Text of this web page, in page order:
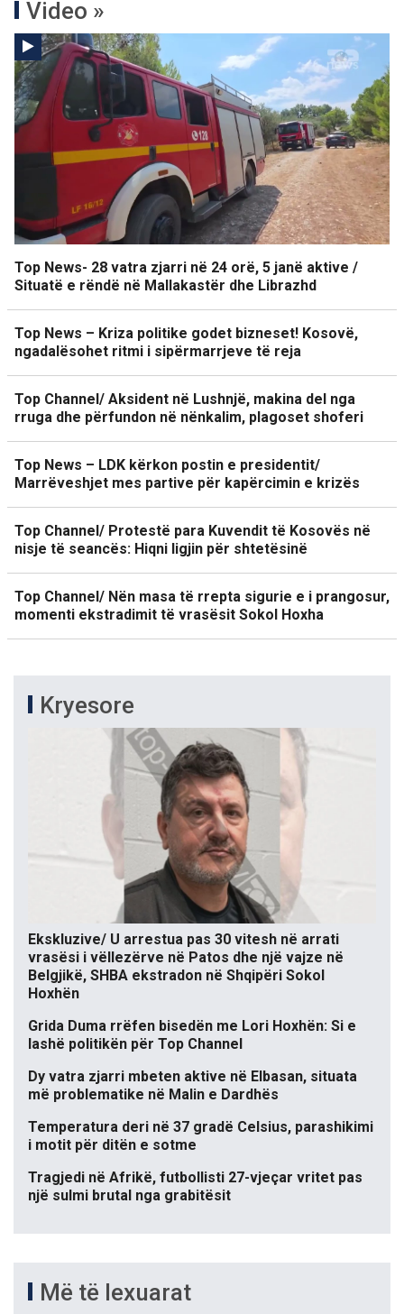
Video »
Top News- 28 vatra zjarri në 24 orë, 5 janë aktive /
Situatë e rëndë në Mallakastër dhe Librazhd
Top News – Kriza politike godet bizneset! Kosovë,
ngadalësohet ritmi i sipërmarrjeve të reja
Top Channel/ Aksident në Lushnjë, makina del nga
rruga dhe përfundon në nënkalim, plagoset shoferi
Top News – LDK kërkon postin e presidentit/
Marrëveshjet mes partive për kapërcimin e krizës
Top Channel/ Protestë para Kuvendit të Kosovës në
nisje të seancës: Hiqni ligjin për shtetësinë
Top Channel/ Nën masa të rrepta sigurie e i prangosur,
momenti ekstradimit të vrasësit Sokol Hoxha
Kryesore
Ekskluzive/ U arrestua pas 30 vitesh në arrati
vrasësi i vëllezërve në Patos dhe një vajze në
Belgjikë, SHBA ekstradon në Shqipëri Sokol
Hoxhën
Grida Duma rrëfen bisedën me Lori Hoxhën: Si e
lashë politikën për Top Channel
Dy vatra zjarri mbeten aktive në Elbasan, situata
më problematike në Malin e Dardhës
Temperatura deri në 37 gradë Celsius, parashikimi
i motit për ditën e sotme
Tragjedi në Afrikë, futbollisti 27-vjeçar vritet pas
një sulmi brutal nga grabitësit
Më të lexuarat